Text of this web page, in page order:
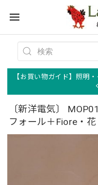
【お買い物ガイド】照
〔新洋電気〕
フォール＋Fiore・